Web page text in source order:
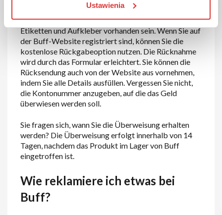
Ustawienia
zurückgesendete Ware nicht schmutzig, beschädigt
oder abgenutzt sein darf. Außerdem müssen alle
Etiketten und Aufkleber vorhanden sein. Wenn Sie auf
der Buff-Website registriert sind, können Sie die
kostenlose Rückgabeoption nutzen. Die Rücknahme
wird durch das Formular erleichtert. Sie können die
Rücksendung auch von der Website aus vornehmen,
indem Sie alle Details ausfüllen. Vergessen Sie nicht,
die Kontonummer anzugeben, auf die das Geld
überwiesen werden soll.
Sie fragen sich, wann Sie die Überweisung erhalten
werden? Die Überweisung erfolgt innerhalb von 14
Tagen, nachdem das Produkt im Lager von Buff
eingetroffen ist.
Wie reklamiere ich etwas bei
Buff?